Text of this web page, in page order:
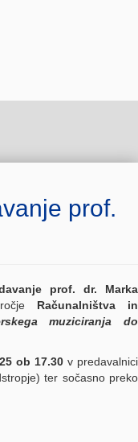
prof.
prof. dr. Marka
Računalništva in
muziciranja do
ob 17.30 v predavalnici
ter sočasno preko